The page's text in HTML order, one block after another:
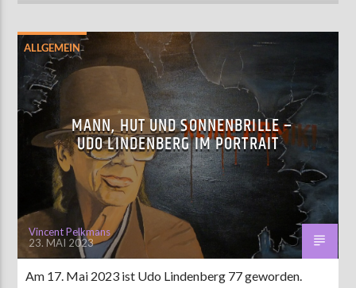
ALLGEMEIN
MANN, HUT UND SONNENBRILLE –
UDO LINDENBERG IM PORTRAIT
Vincent Pelkmans
23. MAI 2023
Am 17. Mai 2023 ist Udo Lindenberg 77 geworden.